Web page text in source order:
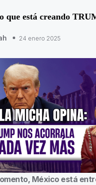
que está creando
24 enero 2025
México está